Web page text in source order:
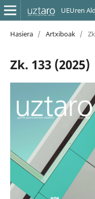
UEUren
Hasiera / Artxiboak /
Zk. 133 (2025)